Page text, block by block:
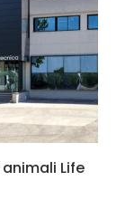
Life